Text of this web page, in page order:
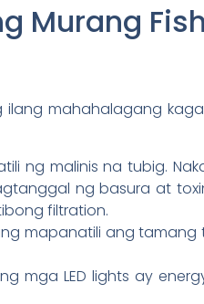
Murang
mahahalagang
ng malinis na tubig.
ng basura at
filtration.
mapanatili ang tamang
mga LED lights ay